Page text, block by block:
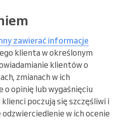
zawierać informacje
klienta w określonym
klientów o
zmianach w ich
o opinię lub wygaśnięciu
poczują się szczęśliwi i
odzwierciedlenie w ich ocenie